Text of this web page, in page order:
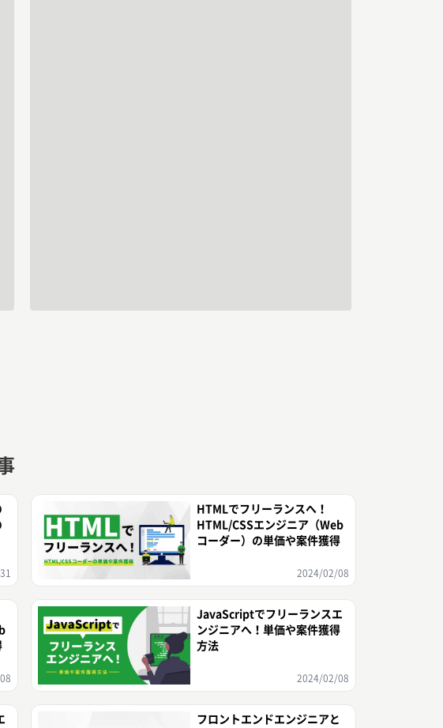
HTMLでフリーランスへ！
HTML/CSSエンジニア（Web
コーダー）の単価や案件獲得
2024/02/08
JavaScriptでフリーランスエ
ンジニアへ！単価や案件獲得
方法
2024/02/08
フロントエンドエンジニアと